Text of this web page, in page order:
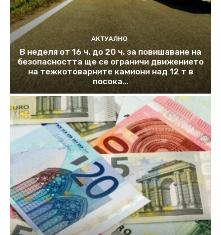
АКТУАЛНО
В неделя от 16 ч. до 20 ч. за повишаване на
безопасността ще се ограничи движението
на тежкотоварните камиони над 12 т в
посока...